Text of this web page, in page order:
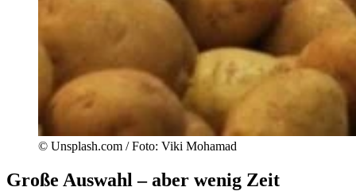
© Unsplash.com / Foto: Viki Mohamad
Große Auswahl – aber wenig Zeit